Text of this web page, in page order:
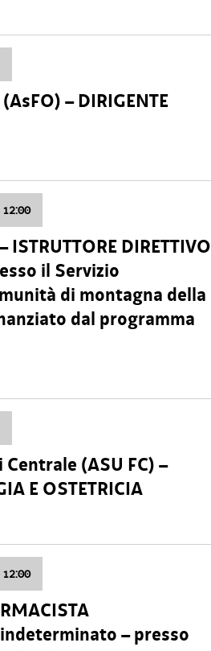
– DIRIGENTE
DIRETTIVO
il Servizio
di montagna della
dal programma
(ASU FC) –
E OSTETRICIA
indeterminato – presso